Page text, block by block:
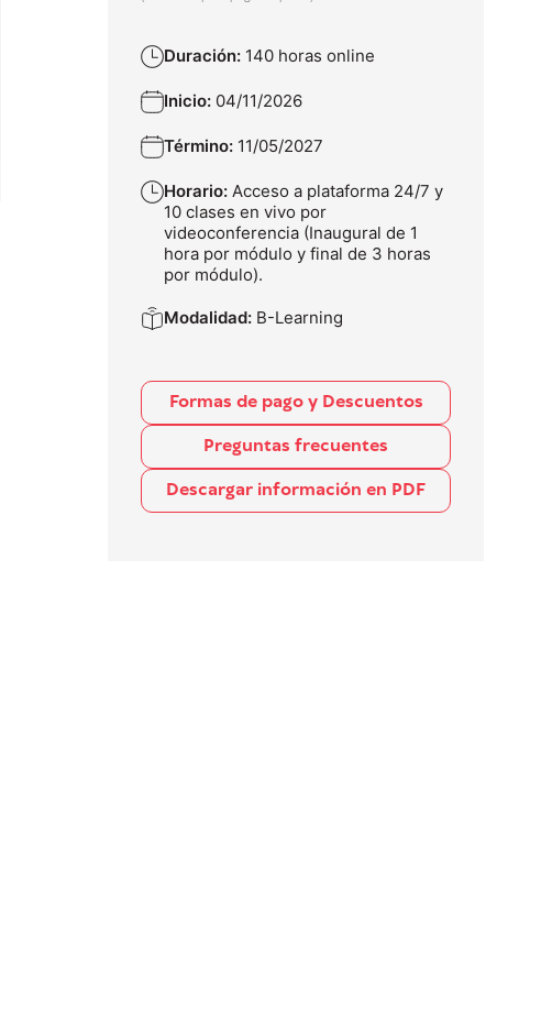
Duración: 140 horas online
Inicio: 04/11/2026
Término: 11/05/2027
Horario: Acceso a plataforma 24/7 y
10 clases en vivo por
videoconferencia (Inaugural de 1
hora por módulo y final de 3 horas
por módulo).
Modalidad: B-Learning
Formas de pago y Descuentos
Preguntas frecuentes
Descargar información en PDF